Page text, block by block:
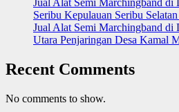
Jual Alat Semi Marchingband di
Seribu Kepulauan Seribu
Jual Alat Semi Marchingband di
Utara Penjaringan Desa Kamal
Recent Comments
No comments to show.